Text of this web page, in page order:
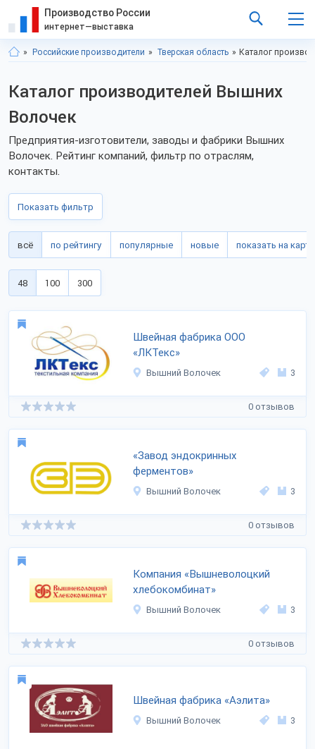
Производство России
интернет—выставка
Российские производители Тверская область Каталог
Каталог производителей Вышних
Волочек
Предприятия-изготовители, заводы и фабрики Вышних
Волочек. Рейтинг компаний, фильтр по отраслям,
контакты.
Показать фильтр
всё по рейтингу популярные новые показать на карте
48 100 300
Швейная фабрика ООО
«ЛКТекс»
Вышний Волочек 3
0 отзывов
«Завод эндокринных
ферментов»
Вышний Волочек 3
0 отзывов
Компания «Вышневолоцкий
хлебокомбинат»
Вышний Волочек 3
0 отзывов
Швейная фабрика «Аэлита»
Вышний Волочек 3